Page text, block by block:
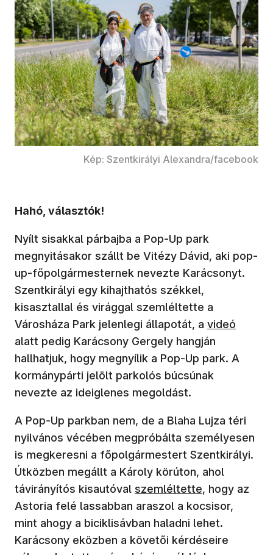
Kép: Szentkirályi Alexandra/facebook
Hahó, választók!
Nyílt sisakkal párbajba a Pop-Up park
megnyitásakor szállt be Vitézy Dávid, aki pop-
up-főpolgármesternek nevezte Karácsonyt.
Szentkirályi egy kihajthatós székkel,
kisasztallal és virággal szemléltette a
Városháza Park jelenlegi állapotát, a videó
alatt pedig Karácsony Gergely hangján
hallhatjuk, hogy megnyílik a Pop-Up park. A
kormánypárti jelölt parkolós búcsúnak
nevezte az ideiglenes megoldást.
A Pop-Up parkban nem, de a Blaha Lujza téri
nyilvános vécében megpróbálta személyesen
is megkeresni a főpolgármestert Szentkirályi.
Útközben megállt a Károly körúton, ahol
távirányítós kisautóval szemléltette, hogy az
Astoria felé lassabban araszol a kocsisor,
mint ahogy a biciklisávban haladni lehet.
Karácsony eközben a követői kérdéseire